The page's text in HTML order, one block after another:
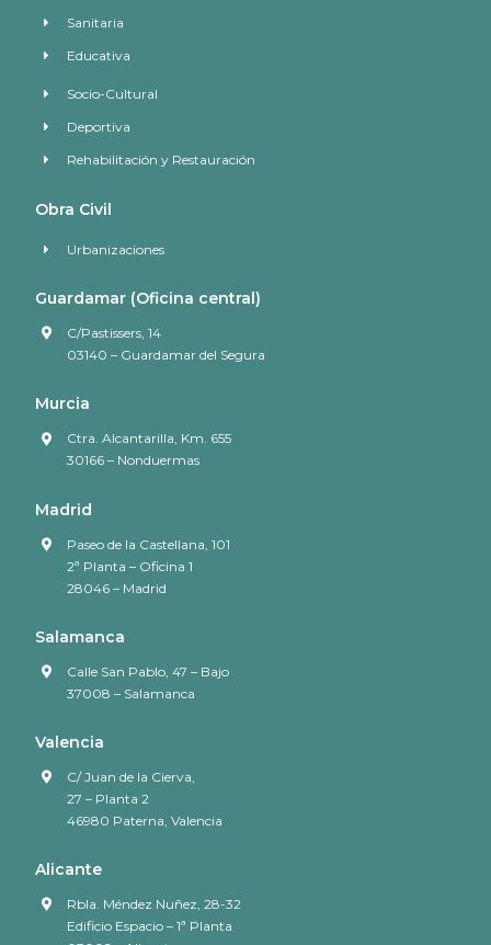
Sanitaria
Educativa
Socio-Cultural
Deportiva
Rehabilitación y Restauración
Obra Civil
Urbanizaciones
Guardamar (Oficina central)
C/Pastissers, 14
03140 – Guardamar del Segura
Murcia
Ctra. Alcantarilla, Km. 655
30166 – Nonduermas
Madrid
Paseo de la Castellana, 101
2ª Planta – Oficina 1
28046 – Madrid
Salamanca
Calle San Pablo, 47 – Bajo
37008 – Salamanca
Valencia
C/ Juan de la Cierva,
27 – Planta 2
46980 Paterna, Valencia
Alicante
Rbla. Méndez Nuñez, 28-32
Edificio Espacio – 1ª Planta